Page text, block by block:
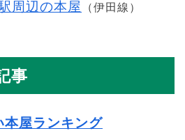
周辺の本屋
（伊田線）
事
本屋ランキング